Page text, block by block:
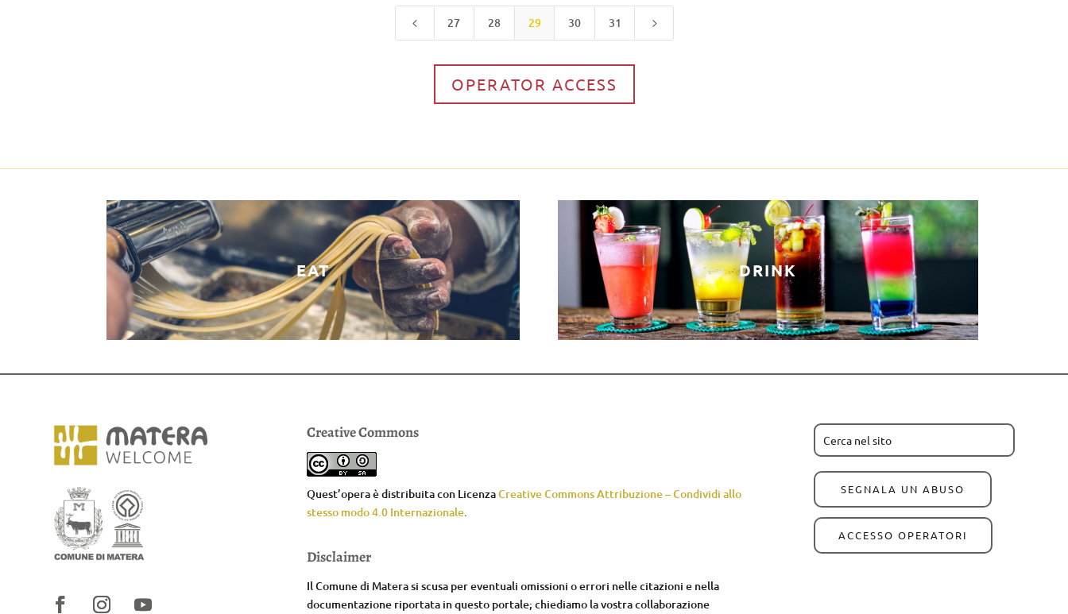
4 27 28 29 30 31 5
OPERATOR ACCESS
EAT DRINK
Creative Commons
Quest’opera è distribuita con LicenzaCreative Commons Attribuzione – Condividi allo
stesso modo 4.0 Internazionale.
Disclaimer
Il Comune di Matera si scusa per eventuali omissioni o errori nelle citazioni e nella
documentazione riportata in questo portale; chiediamo la vostra collaborazione
SEGNALA UN ABUSO
ACCESSO OPERATORI